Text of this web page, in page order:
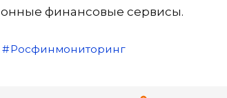
финансовые сервисы.
Росфинмониторинг